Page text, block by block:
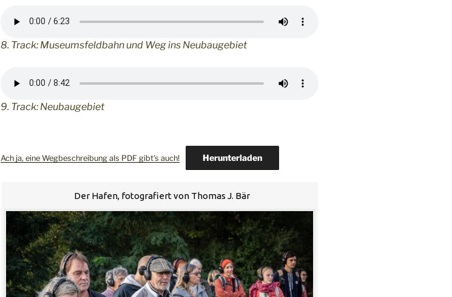
8. Track: Museumsfeldbahn und Weg ins Neubaugebiet
9. Track: Neubaugebiet
Ach ja, eine Wegbeschreibung als PDF gibt’s auch! Herunterladen
Der Hafen, fotografiert von Thomas J. Bär